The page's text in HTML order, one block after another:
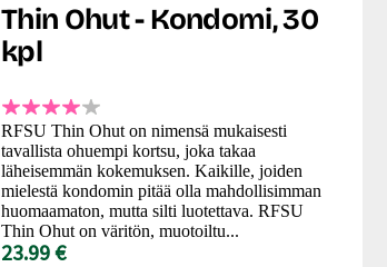
Thin Ohut - Kondomi, 30
kpl
RFSU Thin Ohut on nimensä mukaisesti
tavallista ohuempi kortsu, joka takaa
läheisemmän kokemuksen. Kaikille, joiden
mielestä kondomin pitää olla mahdollisimman
huomaamaton, mutta silti luotettava. RFSU
Thin Ohut on väritön, muotoiltu...
23.99 €